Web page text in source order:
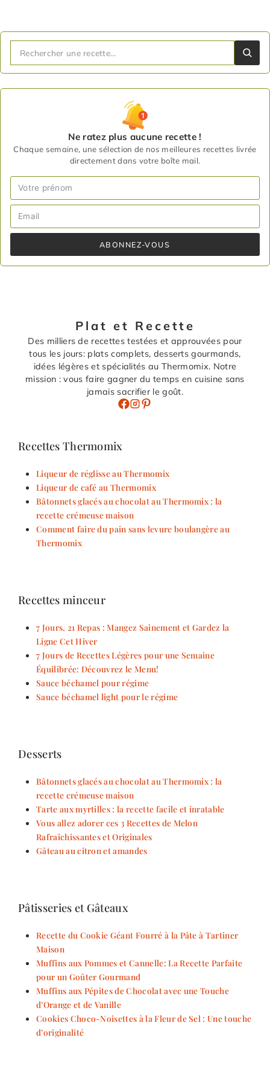
Ne ratez plus aucune recette !
Chaque semaine, une sélection de nos meilleures recettes livrée
directement dans votre boîte mail.
ABONNEZ-VOUS
Plat et Recette
Des milliers de recettes testées et approuvées pour
tous les jours: plats complets, desserts gourmands,
idées légères et spécialités au Thermomix. Notre
mission : vous faire gagner du temps en cuisine sans
jamais sacrifier le goût.
Recettes Thermomix
Liqueur de réglisse au Thermomix
Liqueur de café au Thermomix
Bâtonnets glacés au chocolat au Thermomix : la
recette crémeuse maison
Comment faire du pain sans levure boulangère au
Thermomix
Recettes minceur
7 Jours, 21 Repas : Mangez Sainement et Gardez la
Ligne Cet Hiver
7 Jours de Recettes Légères pour une Semaine
Équilibrée: Découvrez le Menu!
Sauce béchamel pour régime
Sauce béchamel light pour le régime
Desserts
Bâtonnets glacés au chocolat au Thermomix : la
recette crémeuse maison
Tarte aux myrtilles : la recette facile et inratable
Vous allez adorer ces 3 Recettes de Melon
Rafraîchissantes et Originales
Gâteau au citron et amandes
Pâtisseries et Gâteaux
Recette du Cookie Géant Fourré à la Pâte à Tartiner
Maison
Muffins aux Pommes et Cannelle: La Recette Parfaite
pour un Goûter Gourmand
Muffins aux Pépites de Chocolat avec une Touche
d’Orange et de Vanille
Cookies Choco-Noisettes à la Fleur de Sel : Une touche
d’originalité